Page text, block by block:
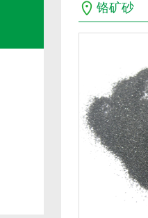
铬矿砂